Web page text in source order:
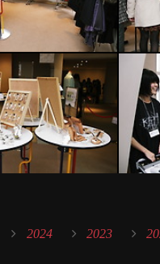
2024 2023